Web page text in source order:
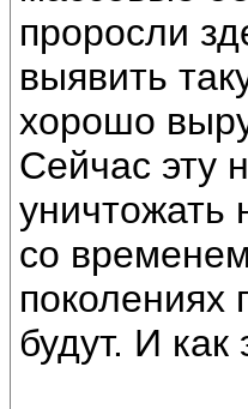
проросли
выявить
хорошо
Сейчас эту
уничтожать
со
поколениях
будут. И как